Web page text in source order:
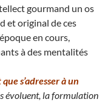
gourmand un os
et original de ces
en cours,
à des mentalités
s’adresser à un
évoluent, la formulation